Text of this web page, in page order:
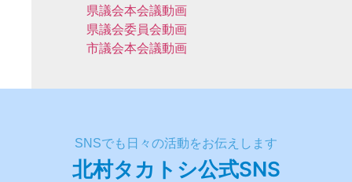
県議会本会議動画
県議会委員会動画
市議会本会議動画
北村タカトシ公式SNS
SNSでも日々の活動をお伝えします